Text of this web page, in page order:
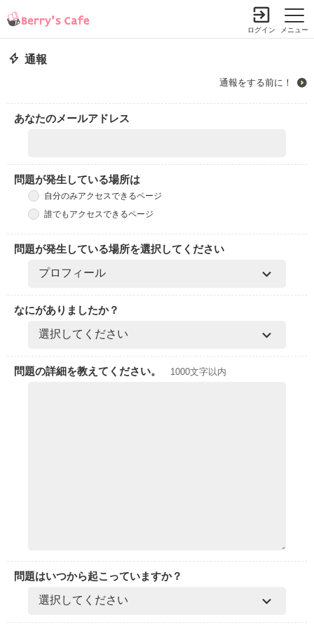
メニュー
ログイン
通報
通報をする前に！
あなたのメールアドレス
問題が発生している場所は
自分のみアクセスできるページ
誰でもアクセスできるページ
問題が発生している場所を選択してください
なにがありましたか？
問題の詳細を教えてください。 1000文字以内
問題はいつから起こっていますか？